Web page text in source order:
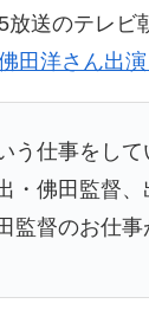
放送のテレビ
田洋さん出
う仕事をし
・佛田監督
監督のお仕事